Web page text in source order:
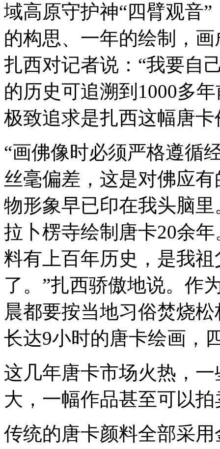
域高原守护神“四臂观音
的构思、一年的绘制，
扎西对记者说：“我要自
的历史可追溯到1000多
极致追求是扎西这幅唐
“画佛像时必须严格遵循
丝毫偏差，这是对佛应
物形象早已印在我头脑
拉卜楞寺绘制唐卡20余
料有上百年历史，是我
了。”扎西骄傲地说。作
晨都要按当地习俗焚烧
长达9小时的唐卡绘画，
这几年唐卡市场火热，
大，一幅作品甚至可以
传统的唐卡颜料全部采